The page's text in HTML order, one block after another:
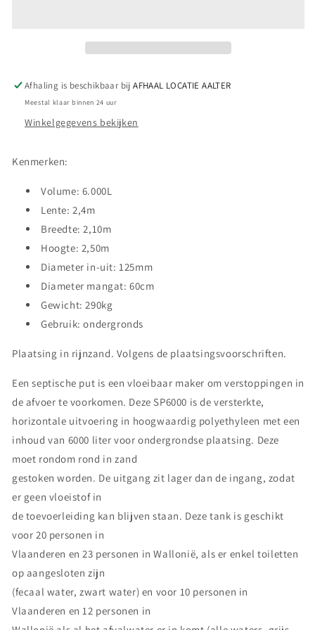
Afhaling is beschikbaar bijAFHAAL LOCATIE AALTER
Meestal klaar binnen 24 uur
Winkelgegevens bekijken
Kenmerken:
Volume: 6.000L
Lente: 2,4m
Breedte: 2,10m
Hoogte: 2,50m
Diameter in-uit: 125mm
Diameter mangat: 60cm
Gewicht: 290kg
Gebruik: ondergronds
Plaatsing in rijnzand. Volgens de plaatsingsvoorschriften.
Een septische put is een vloeibaar maker om verstoppingen in
de afvoer te voorkomen. Deze SP6000 is de versterkte,
horizontale uitvoering in hoogwaardig polyethyleen met een
inhoud van 6000 liter voor ondergrondse plaatsing. Deze
moet rondom rond in zand
gestoken worden. De uitgang zit lager dan de ingang, zodat
er geen vloeistof in
de toevoerleiding kan blijven staan. Deze tank is geschikt
voor 20 personen in
Vlaanderen en 23 personen in Wallonië, als er enkel toiletten
op aangesloten zijn
(fecaal water, zwart water) en voor 10 personen in
Vlaanderen en 12 personen in